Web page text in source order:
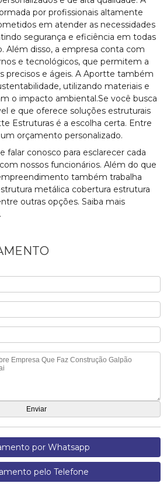
por profissionais altamente
em atender as necessidades
segurança e eficiência em todas
Além disso, a empresa conta com
e tecnológicos, que permitem a
precisos e ágeis. A Aportte também
utilizando materiais e
o impacto ambiental.Se você busca
e que oferece soluções estruturais
Estruturas é a escolha certa. Entre
orçamento personalizado.
falar conosco para esclarecer cada
nossos funcionários. Além do que
também trabalha
metálica cobertura estrutura
outras opções. Saiba mais
por Whatsapp
pelo Telefone